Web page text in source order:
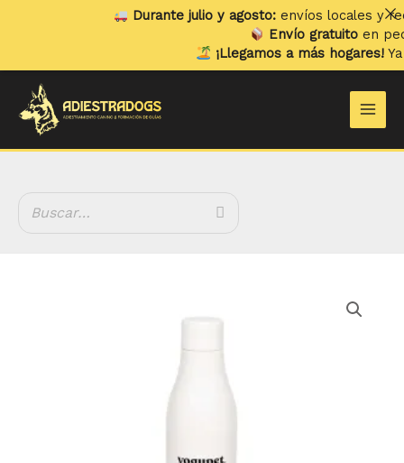
Durante julio y agosto:envíos locales y
Envío gratuitoen
¡Llegamos a más hogares!Ya